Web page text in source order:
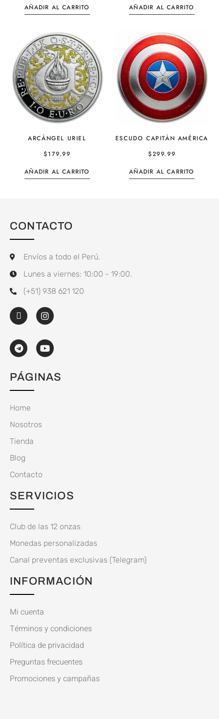
AÑADIR AL CARRITO
AÑADIR AL CARRITO
ARCÁNGEL URIEL
$179.99
AÑADIR AL CARRITO
ESCUDO CAPITÁN AMÉRICA
$299.99
AÑADIR AL CARRITO
CONTACTO
Envíos a todo el Perú.
Lunes a viernes: 10:00 - 19:00.
(+51) 938 621 120
PÁGINAS
Home
Nosotros
Tienda
Blog
Contacto
SERVICIOS
Club de las 12 onzas
Monedas personalizadas
Canal preventas exclusivas (Telegram)
INFORMACIÓN
Mi cuenta
Términos y condiciones
Política de privacidad
Preguntas frecuentes
Promociones y campañas